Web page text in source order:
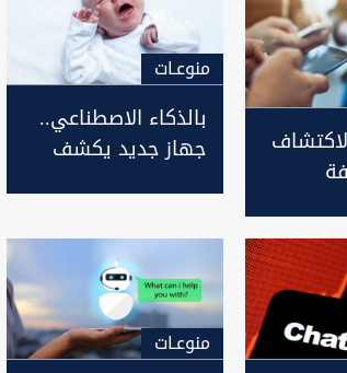
منوعـات
بالذكاء الاصطناعي..
جهاز جديد يكشف
منوعـات